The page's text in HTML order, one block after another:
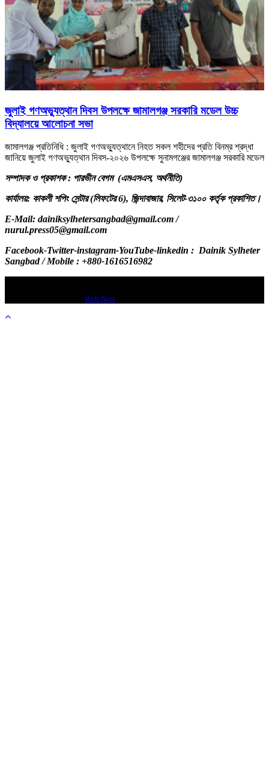
জুলাই গণঅভ্যুত্থান দিবস উপলক্ষে জামালগঞ্জ সরকারি মডেল উচ্চ
বিদ্যালয়ে আলোচনা সভা
জামালগঞ্জ প্রতিনিধি : জুলাই গণঅভ্যুত্থানে নিহত সকল শহীদের প্রতি বিনম্র শ্রদ্ধা
জানিয়ে জুলাই গণঅভ্যুত্থান দিবস-২০২৬ উপলক্ষে সুনামগঞ্জের জামালগঞ্জ সরকারি মডেল
সম্পাদক ও প্রকাশক : পারভীন বেগম (এমএসএস, অর্থনীতি)
কার্যালয়: কাকলী শপিং সেন্টার (লিফটের 6), জিন্দাবাজার, সিলেট-৩১০০ কর্তৃক প্রকাশিত।
E-Mail: dainiksylhetersangbad@gmail.com /
nurul.press05@gmail.com
Facebook-Twitter-instagram-YouTube-linkedin : Dainik Sylheter
Sangbad / Mobile : +880-1616516982
Web Nest